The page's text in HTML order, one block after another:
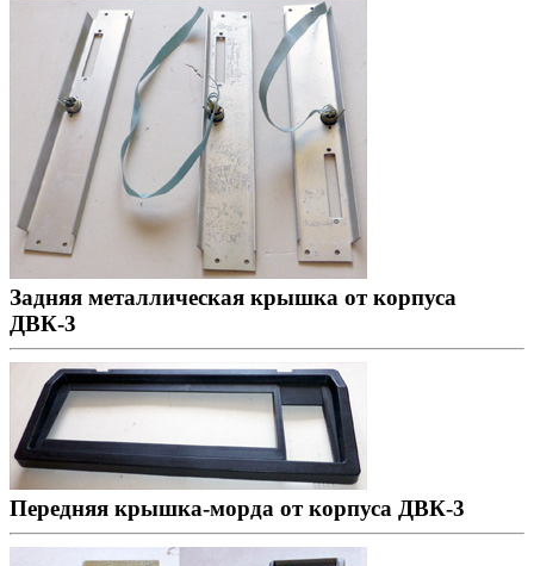
Задняя металлическая крышка от корпуса
ДВК-3
Передняя крышка-морда от корпуса ДВК-3